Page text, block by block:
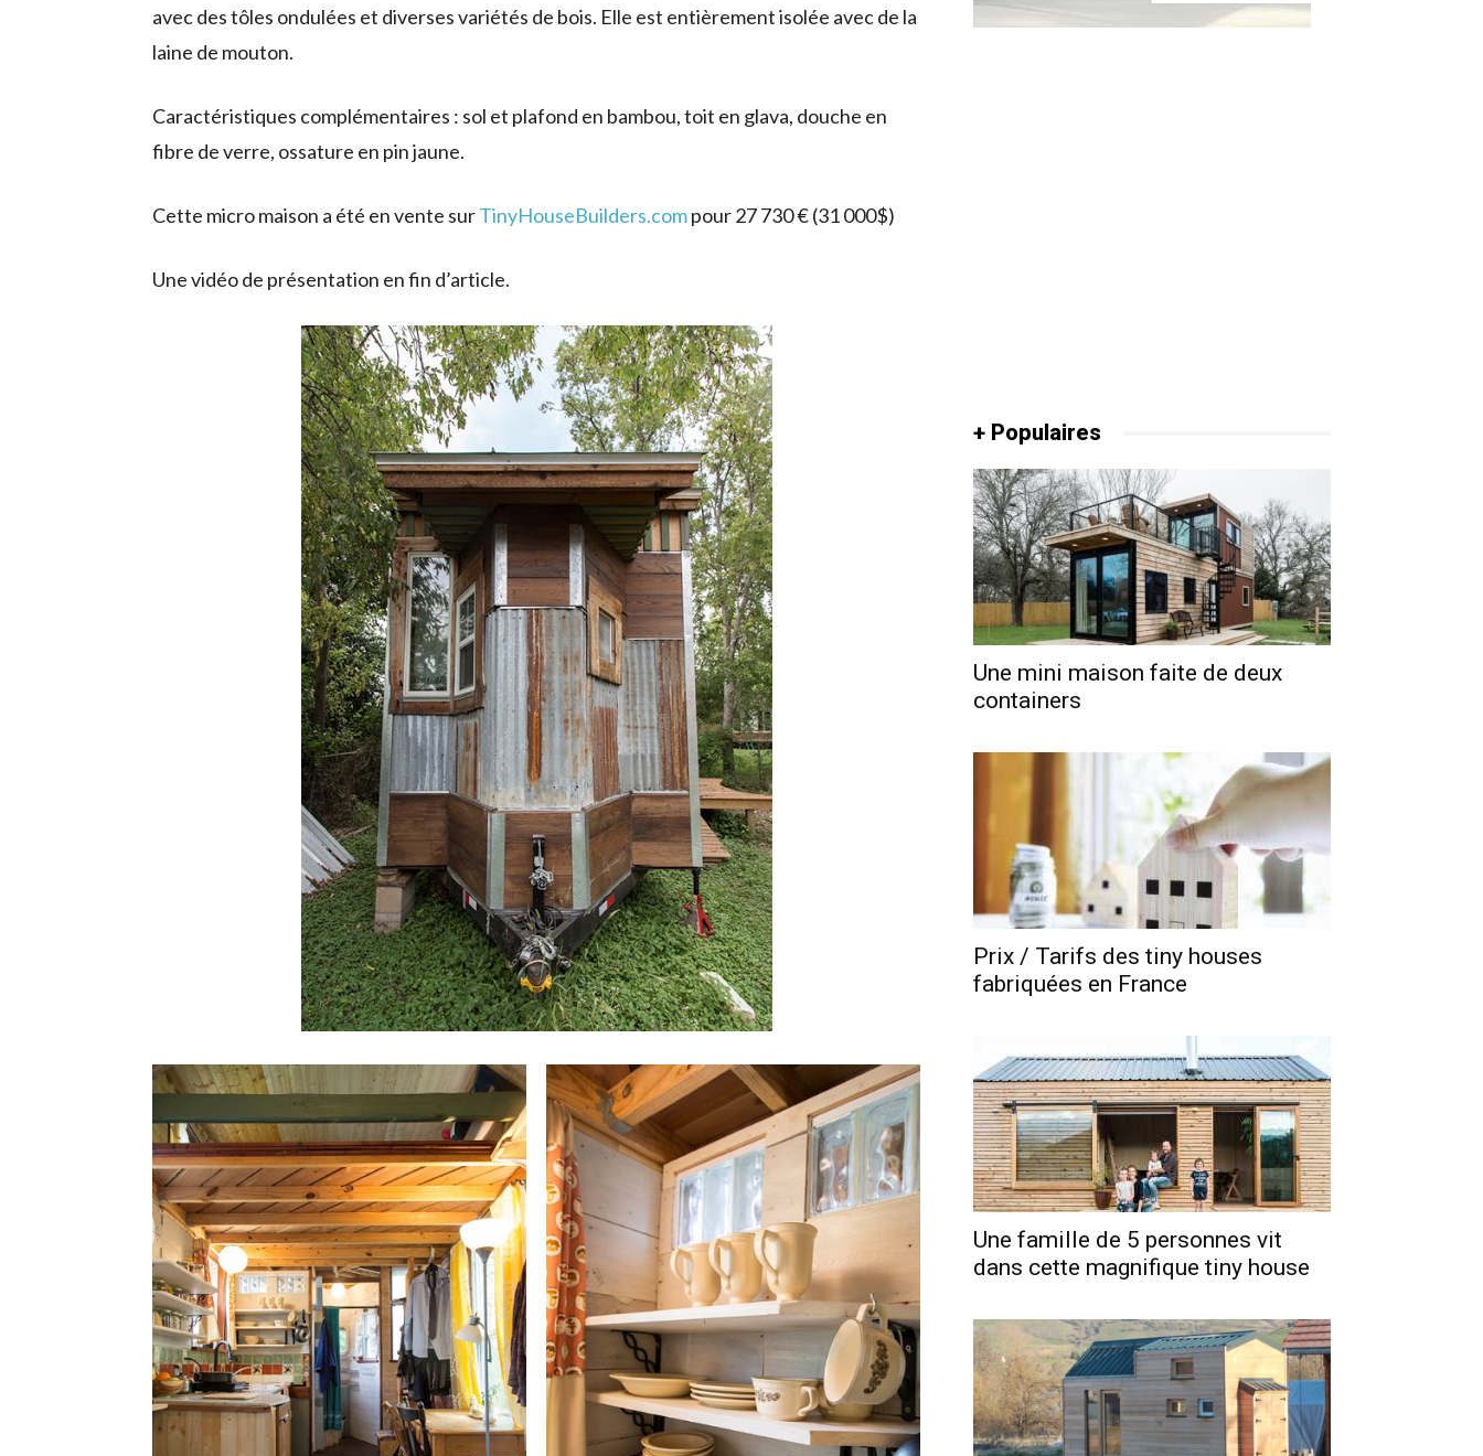
avec des tôles ondulées et diverses variétés de bois. Elle est entièrement isolée avec de la
laine de mouton.
Caractéristiques complémentaires : sol et plafond en bambou, toit en glava, douche en
fibre de verre, ossature en pin jaune.
Cette micro maison a été en vente surTinyHouseBuilders.compour 27 730 € (31 000$)
Une vidéo de présentation en fin d’article.
+ Populaires
Une mini maison faite de deux
containers
Prix / Tarifs des tiny houses
fabriquées en France
Une famille de 5 personnes vit
dans cette magnifique tiny house